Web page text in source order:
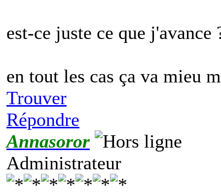
est-ce juste ce que j'avance
en tout les cas ça va mieu
Trouver
Répondre
Annasoror
Administrateur